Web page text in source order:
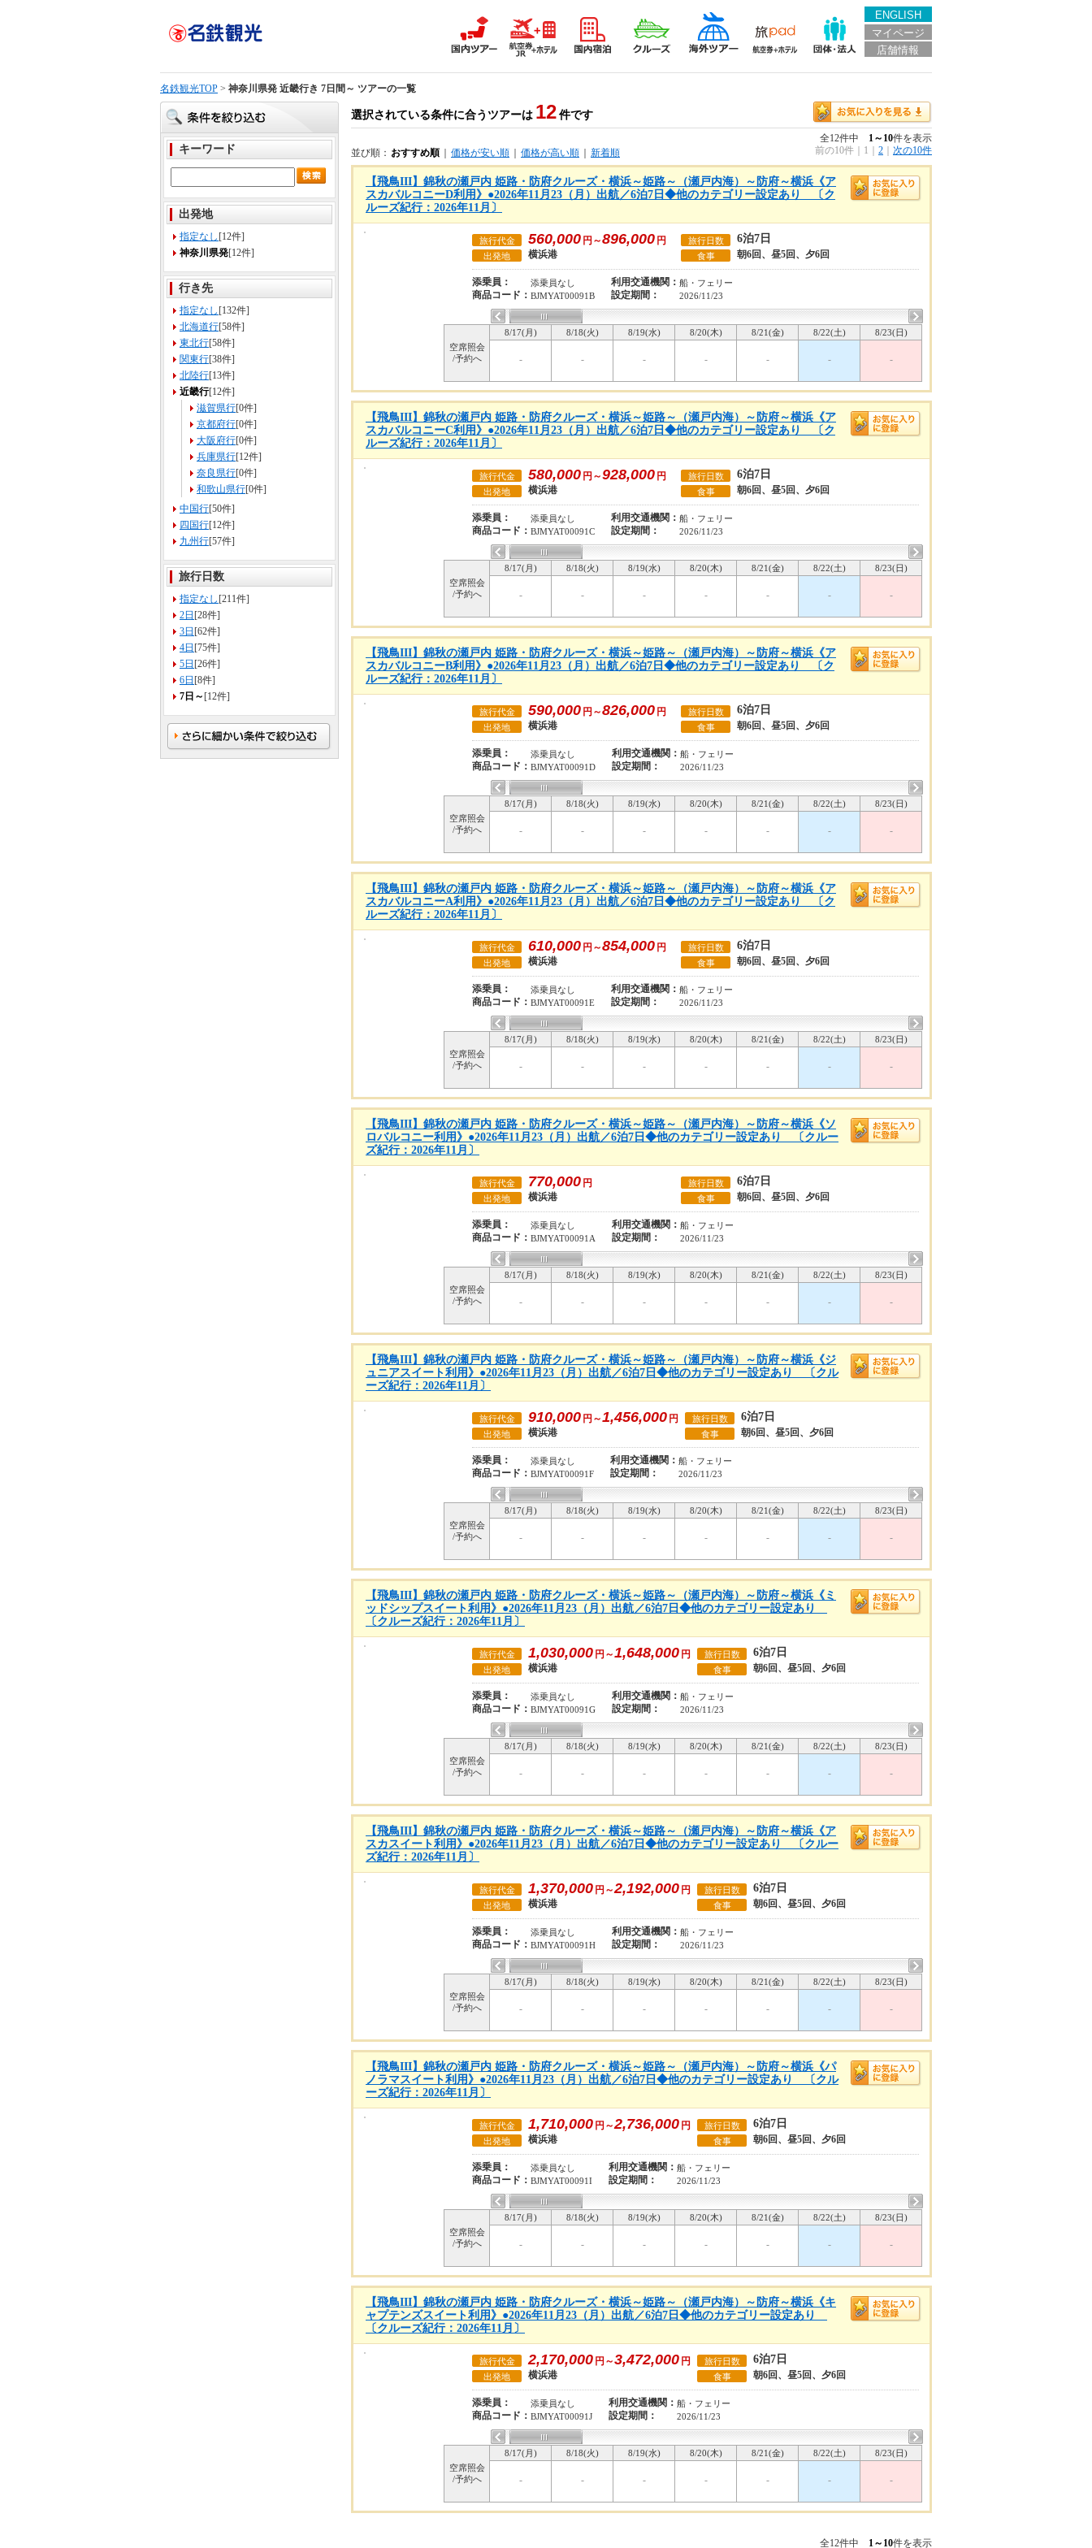
ENGLISH
マイページ
店舗情報
名鉄観光TOP > 神奈川県発 近畿行き 7日間～ ツアーの一覧
キーワード
出発地
指定なし [12件]
神奈川県発[12件]
行き先
指定なし [132件]
北海道行[58件]
東北行[58件]
関東行[38件]
北陸行[13件]
近畿行[12件]
滋賀県行[0件]
京都府行[0件]
大阪府行[0件]
兵庫県行[12件]
奈良県行[0件]
和歌山県行[0件]
中国行[50件]
四国行[12件]
九州行[57件]
旅行日数
指定なし [211件]
2日 [28件]
3日 [62件]
4日 [75件]
5日 [26件]
6日 [8件]
7日～ [12件]
選択されている条件に合うツアーは 12 件です
並び順： おすすめ順 価格が安い順 価格が高い順 新着順
全12件中 1～10件を表示
前の10件
1 2 次の10件
【飛鳥III】錦秋の瀬戸内 姫路・防府クルーズ・横浜～姫路～（瀬戸内海）～防府～横浜《ア
スカバルコニーD利用》●2026年11月23（月）出航／6泊7日◆他のカテゴリー設定あり 〔ク
ルーズ紀行：2026年11月〕
旅行代金 560,000 円～896,000 円 旅行日数 6泊7日
出発地 横浜港 食事 朝6回、昼5回、夕6回
添乗員： 添乗員なし 利用交通機関： 船・フェリー
商品コード： BJMYAT00091B 設定期間： 2026/11/23
空席照会
/予約へ
8/17(月) 8/18(火) 8/19(水) 8/20(木) 8/21(金) 8/22(土) 8/23(日)
- - - - - - -
【飛鳥III】錦秋の瀬戸内 姫路・防府クルーズ・横浜～姫路～（瀬戸内海）～防府～横浜《ア
スカバルコニーC利用》●2026年11月23（月）出航／6泊7日◆他のカテゴリー設定あり 〔ク
ルーズ紀行：2026年11月〕
旅行代金 580,000 円～928,000 円 旅行日数 6泊7日
出発地 横浜港 食事 朝6回、昼5回、夕6回
添乗員： 添乗員なし 利用交通機関： 船・フェリー
商品コード： BJMYAT00091C 設定期間： 2026/11/23
空席照会
/予約へ
8/17(月) 8/18(火) 8/19(水) 8/20(木) 8/21(金) 8/22(土) 8/23(日)
- - - - - - -
【飛鳥III】錦秋の瀬戸内 姫路・防府クルーズ・横浜～姫路～（瀬戸内海）～防府～横浜《ア
スカバルコニーB利用》●2026年11月23（月）出航／6泊7日◆他のカテゴリー設定あり 〔ク
ルーズ紀行：2026年11月〕
旅行代金 590,000 円～826,000 円 旅行日数 6泊7日
出発地 横浜港 食事 朝6回、昼5回、夕6回
添乗員： 添乗員なし 利用交通機関： 船・フェリー
商品コード： BJMYAT00091D 設定期間： 2026/11/23
空席照会
/予約へ
8/17(月) 8/18(火) 8/19(水) 8/20(木) 8/21(金) 8/22(土) 8/23(日)
- - - - - - -
【飛鳥III】錦秋の瀬戸内 姫路・防府クルーズ・横浜～姫路～（瀬戸内海）～防府～横浜《ア
スカバルコニーA利用》●2026年11月23（月）出航／6泊7日◆他のカテゴリー設定あり 〔ク
ルーズ紀行：2026年11月〕
旅行代金 610,000 円～854,000 円 旅行日数 6泊7日
出発地 横浜港 食事 朝6回、昼5回、夕6回
添乗員： 添乗員なし 利用交通機関： 船・フェリー
商品コード： BJMYAT00091E 設定期間： 2026/11/23
空席照会
/予約へ
8/17(月) 8/18(火) 8/19(水) 8/20(木) 8/21(金) 8/22(土) 8/23(日)
- - - - - - -
【飛鳥III】錦秋の瀬戸内 姫路・防府クルーズ・横浜～姫路～（瀬戸内海）～防府～横浜《ソ
ロバルコニー利用》●2026年11月23（月）出航／6泊7日◆他のカテゴリー設定あり 〔クルー
ズ紀行：2026年11月〕
旅行代金 770,000 円 旅行日数 6泊7日
出発地 横浜港 食事 朝6回、昼5回、夕6回
添乗員： 添乗員なし 利用交通機関： 船・フェリー
商品コード： BJMYAT00091A 設定期間： 2026/11/23
空席照会
/予約へ
8/17(月) 8/18(火) 8/19(水) 8/20(木) 8/21(金) 8/22(土) 8/23(日)
- - - - - - -
【飛鳥III】錦秋の瀬戸内 姫路・防府クルーズ・横浜～姫路～（瀬戸内海）～防府～横浜《ジ
ュニアスイート利用》●2026年11月23（月）出航／6泊7日◆他のカテゴリー設定あり 〔クル
ーズ紀行：2026年11月〕
旅行代金 910,000 円～1,456,000 円 旅行日数 6泊7日
出発地 横浜港 食事 朝6回、昼5回、夕6回
添乗員： 添乗員なし 利用交通機関： 船・フェリー
商品コード： BJMYAT00091F 設定期間： 2026/11/23
空席照会
/予約へ
8/17(月) 8/18(火) 8/19(水) 8/20(木) 8/21(金) 8/22(土) 8/23(日)
- - - - - - -
【飛鳥III】錦秋の瀬戸内 姫路・防府クルーズ・横浜～姫路～（瀬戸内海）～防府～横浜《ミ
ッドシップスイート利用》●2026年11月23（月）出航／6泊7日◆他のカテゴリー設定あり
〔クルーズ紀行：2026年11月〕
旅行代金 1,030,000 円～1,648,000 円 旅行日数 6泊7日
出発地 横浜港 食事 朝6回、昼5回、夕6回
添乗員： 添乗員なし 利用交通機関： 船・フェリー
商品コード： BJMYAT00091G 設定期間： 2026/11/23
空席照会
/予約へ
8/17(月) 8/18(火) 8/19(水) 8/20(木) 8/21(金) 8/22(土) 8/23(日)
- - - - - - -
【飛鳥III】錦秋の瀬戸内 姫路・防府クルーズ・横浜～姫路～（瀬戸内海）～防府～横浜《ア
スカスイート利用》●2026年11月23（月）出航／6泊7日◆他のカテゴリー設定あり 〔クルー
ズ紀行：2026年11月〕
旅行代金 1,370,000 円～2,192,000 円 旅行日数 6泊7日
出発地 横浜港 食事 朝6回、昼5回、夕6回
添乗員： 添乗員なし 利用交通機関： 船・フェリー
商品コード： BJMYAT00091H 設定期間： 2026/11/23
空席照会
/予約へ
8/17(月) 8/18(火) 8/19(水) 8/20(木) 8/21(金) 8/22(土) 8/23(日)
- - - - - - -
【飛鳥III】錦秋の瀬戸内 姫路・防府クルーズ・横浜～姫路～（瀬戸内海）～防府～横浜《パ
ノラマスイート利用》●2026年11月23（月）出航／6泊7日◆他のカテゴリー設定あり 〔クル
ーズ紀行：2026年11月〕
旅行代金 1,710,000 円～2,736,000 円 旅行日数 6泊7日
出発地 横浜港 食事 朝6回、昼5回、夕6回
添乗員： 添乗員なし 利用交通機関： 船・フェリー
商品コード： BJMYAT00091I 設定期間： 2026/11/23
空席照会
/予約へ
8/17(月) 8/18(火) 8/19(水) 8/20(木) 8/21(金) 8/22(土) 8/23(日)
- - - - - - -
【飛鳥III】錦秋の瀬戸内 姫路・防府クルーズ・横浜～姫路～（瀬戸内海）～防府～横浜《キ
ャプテンズスイート利用》●2026年11月23（月）出航／6泊7日◆他のカテゴリー設定あり
〔クルーズ紀行：2026年11月〕
旅行代金 2,170,000 円～3,472,000 円 旅行日数 6泊7日
出発地 横浜港 食事 朝6回、昼5回、夕6回
添乗員： 添乗員なし 利用交通機関： 船・フェリー
商品コード： BJMYAT00091J 設定期間： 2026/11/23
空席照会
/予約へ
8/17(月) 8/18(火) 8/19(水) 8/20(木) 8/21(金) 8/22(土) 8/23(日)
- - - - - - -
全12件中 1～10件を表示